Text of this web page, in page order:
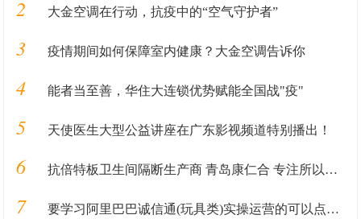
2 大金空调在行动，抗疫中的“空气守护者”
3 疫情期间如何保障室内健康？大金空调告诉你
4 能者当至善，华住大连锁优势赋能全国战"疫"
5 天使医生大型公益讲座在广东影视频道特别播出！
6 抗倍特板卫生间隔断生产商 青岛康仁合 专注所以更专业
7 要学习阿里巴巴诚信通(玩具类)实操运营的可以点进来了解！